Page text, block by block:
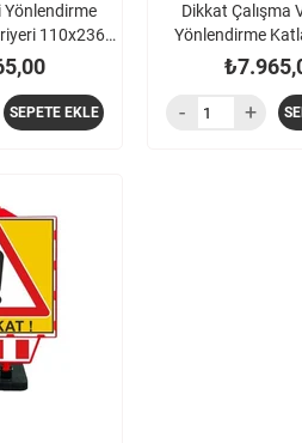
110x236
SEPETE EKLE
Dikkat Çalışma
Yönlendirme
Bariyeri